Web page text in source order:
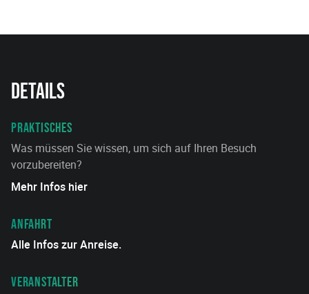
Details
PRAKTISCHES
Was müssen Sie wissen, um sich auf Ihren Besuch
vorzubereiten?
Mehr Infos hier
ANFAHRT
Alle Infos zur Anreise.
VERANSTALTER